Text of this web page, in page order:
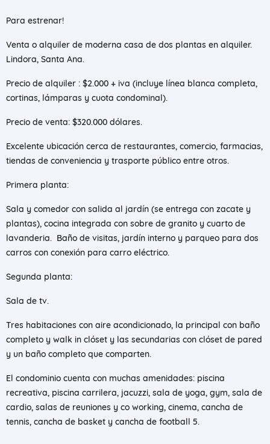
Para estrenar!
Venta o alquiler de moderna casa de dos plantas en alquiler.
Lindora, Santa Ana.
Precio de alquiler : $2.000 + iva (incluye línea blanca completa,
cortinas, lámparas y cuota condominal).
Precio de venta: $320.000 dólares.
Excelente ubicación cerca de restaurantes, comercio, farmacias,
tiendas de conveniencia y trasporte público entre otros.
Primera planta:
Sala y comedor con salida al jardín (se entrega con zacate y
plantas), cocina integrada con sobre de granito y cuarto de
lavanderia. Baño de visitas, jardín interno y parqueo para dos
carros con conexión para carro eléctrico.
Segunda planta:
Sala de tv.
Tres habitaciones con aire acondicionado, la principal con baño
completo y walk in clóset y las secundarias con clóset de pared
y un baño completo que comparten.
El condominio cuenta con muchas amenidades: piscina
recreativa, piscina carrilera, jacuzzi, sala de yoga, gym, sala de
cardio, salas de reuniones y co working, cinema, cancha de
tennis, cancha de basket y cancha de football 5.